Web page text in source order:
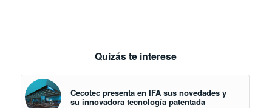
Quizás te interese
Cecotec presenta en IFA sus novedades y
su innovadora tecnología patentada